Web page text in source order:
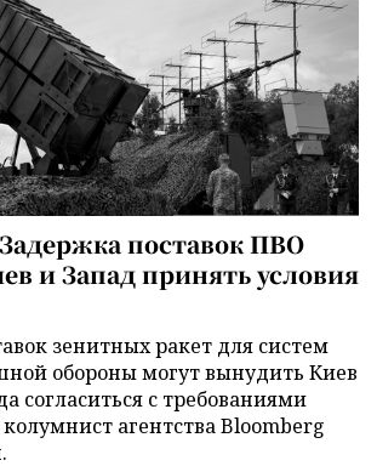
поставок ПВО
и Запад принять условия
зенитных ракет для систем
обороны могут вынудить Киев
согласиться с требованиями
агентства Bloomberg